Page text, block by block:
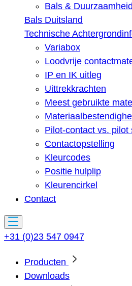
Bals & Duurzaamheid
Bals Duitsland
Technische
Variabox
Loodvrije
IP en IK uitleg
Uittrekkrachten
Meest gebruikte
Pilot-contact vs. pilot
Contactopstelling
Kleurcodes
Positie hulplip
Kleurencirkel
Contact
+31 (0)23 547 0947
Producten
Downloads